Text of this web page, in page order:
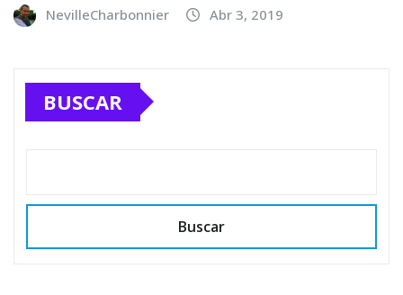
NevilleCharbonnier Abr 3, 2019
BUSCAR
Buscar